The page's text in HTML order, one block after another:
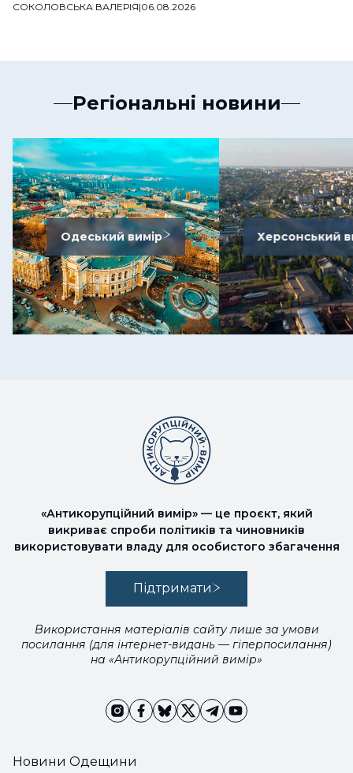
СОКОЛОВСЬКА ВАЛЕРІЯ|06.08.2026
Регіональні новини
Одеський вимір Херсонський
Новини Одещини
«Антикорупційний вимір» — це проєкт, який
викриває спроби політиків та чиновників
використовувати владу для особистого збагачення
Підтримати
Використання матеріалів сайту лише за умови
посилання (для інтернет-видань — гіперпосилання)
на «Антикорупційний вимір»